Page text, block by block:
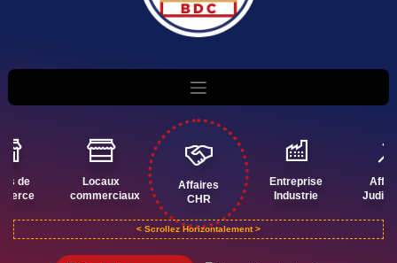
de
Locaux
commerciaux
Affaires
CHR
Entreprise
Industrie